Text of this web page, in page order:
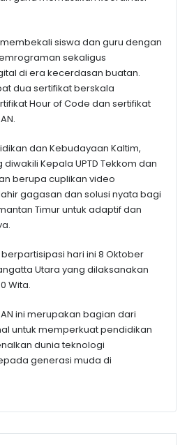
siswa dan guru dengan
sekaligus
di era kecerdasan buatan.
dua sertifikat berskala
Hour of Code dan sertifikat
dan Kebudayaan Kaltim,
diwakili Kepala UPTD Tekkom dan
berupa cuplikan video
gagasan dan solusi nyata bagi
Timur untuk adaptif dan
hari ini 8 Oktober
Utara yang dilaksanakan
Wita.
ini merupakan bagian dari
untuk memperkuat pendidikan
dunia teknologi
generasi muda di